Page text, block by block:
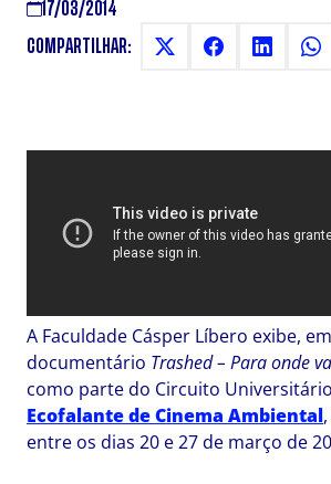
17/03/2014
COMPARTILHAR:
A Faculdade Cásper Líbero exibe,
documentário Trashed – Para onde
como parte do Circuito
Ecofalante de Cinema Ambiental
entre os dias 20 e 27 de março de